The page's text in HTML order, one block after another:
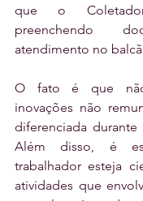
que o
preenchendo
atendimento no
O fato é que
inovações não
diferenciada durante
Além disso, é
trabalhador esteja
atividades que